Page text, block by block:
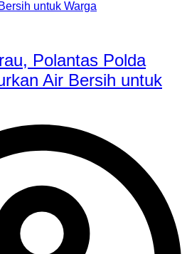
Polantas Polda
Air Bersih untuk